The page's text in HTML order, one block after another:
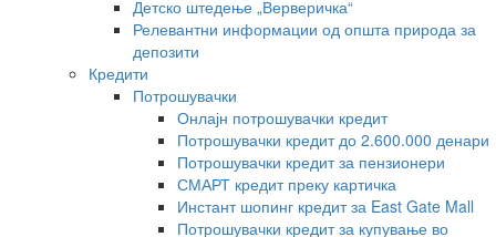
Детско штедење „Верверичка“
Релевантни информации од општа природа за
депозити
Кредити
Потрошувачки
Онлајн потрошувачки кредит
Потрошувачки кредит до 2.600.000 денари
Потрошувачки кредит за пензионери
СМАРТ кредит преку картичка
Инстант шопинг кредит за East Gate Mall
Потрошувачки кредит за купување во